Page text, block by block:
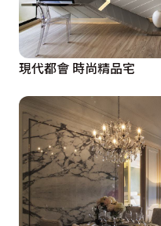
現代都會 時尚精品宅